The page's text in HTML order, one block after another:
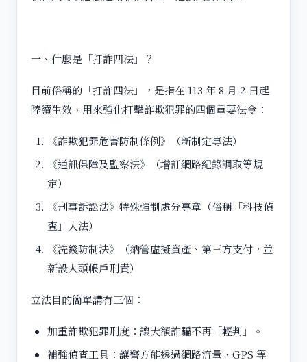
一、什麼是「打詐四法」？
目前俗稱的「打詐四法」，是指在 113 年 8 月 2 日起
陸續生效、用來強化打擊詐欺犯罪的四個重要法令：
《詐欺犯罪危害防制條例》（新制定專法）
《通訊保障及監察法》（增訂網路紀錄調取等規
定）
《刑事訴訟法》特殊強制處分專章（俗稱「科技偵
查」入法）
《洗錢防制法》（納管虛擬資產、第三方支付，並
新設人頭帳戶刑責）
立法目的簡單講有三個：
加重詐欺犯罪刑度：讓大額詐騙不再「輕判」。
補強偵查工具：讓警方能透過網路流量、GPS 等